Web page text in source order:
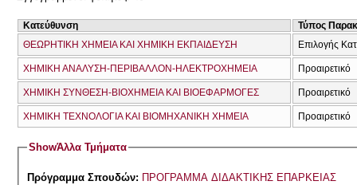
Κατεύθυνση
Τύπος
ΘΕΩΡΗΤΙΚΗ ΧΗΜΕΙΑ ΚΑΙ ΧΗΜΙΚΗ ΕΚΠΑΙΔΕΥΣΗ
Επιλογής
ΧΗΜΙΚΗ ΑΝΑΛΥΣΗ-ΠΕΡΙΒΑΛΛΟΝ-ΗΛΕΚΤΡΟΧΗΜΕΙΑ Προαιρετικό
ΧΗΜΙΚΗ ΣΥΝΘΕΣΗ-ΒΙΟΧΗΜΕΙΑ ΚΑΙ ΒΙΟΕΦΑΡΜΟΓΕΣ Προαιρετικό
ΧΗΜΙΚΗ ΤΕΧΝΟΛΟΓΙΑ ΚΑΙ ΒΙΟΜΗΧΑΝΙΚΗ ΧΗΜΕΙΑ Προαιρετικό
ShowΆλλα Τμήματα
Πρόγραμμα Σπουδών: ΠΡΟΓΡΑΜΜΑ ΔΙΔΑΚΤΙΚΗΣ ΕΠΑΡΚΕΙΑΣ